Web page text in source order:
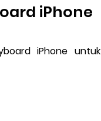
iPhone
iPhone untuk